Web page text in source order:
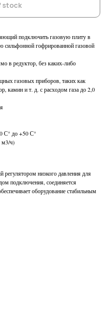
stock
подключить газовую плиту в
сильфонной гофрированной газовой
в редуктор, без каких-либо
газовых приборов, таких как
камин и т. д. с расходом газа до 2,0
С° до +50 С°
м3/ч)
регулятором низкого давления для
подключения, соединяется
оборудование стабильным